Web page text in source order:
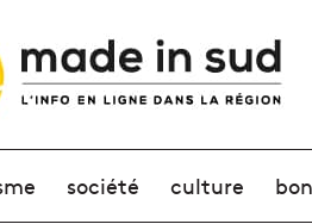
société culture